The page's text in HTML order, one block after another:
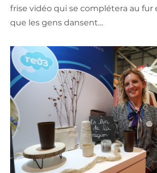
frise vidéo qui se complétera au fur
que les gens dansent…